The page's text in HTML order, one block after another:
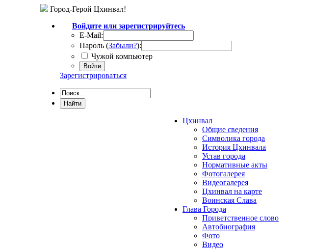
Город-Герой Цхинвал!
Войдите или зарегистрируйтесь
E-Mail:
Пароль (Забыли?):
Чужой компьютер
Войти
Зарегистрироваться
Цхинвал
Общие сведения
Символика города
История Цхинвала
Устав города
Нормативные акты
Фотогалерея
Видеогалерея
Цхинвал на карте
Воинская Слава
Глава Города
Приветственное слово
Автобиография
Фото
Видео